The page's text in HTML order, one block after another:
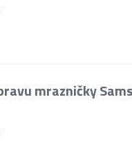
mrazničky